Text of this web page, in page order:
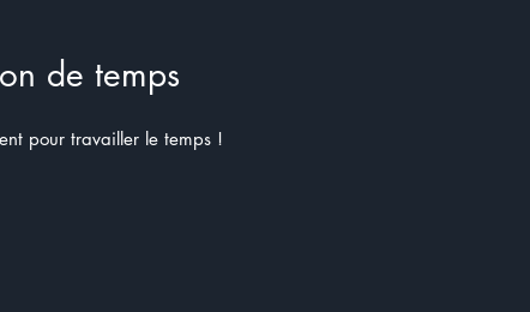
de temps
pour travailler le temps !